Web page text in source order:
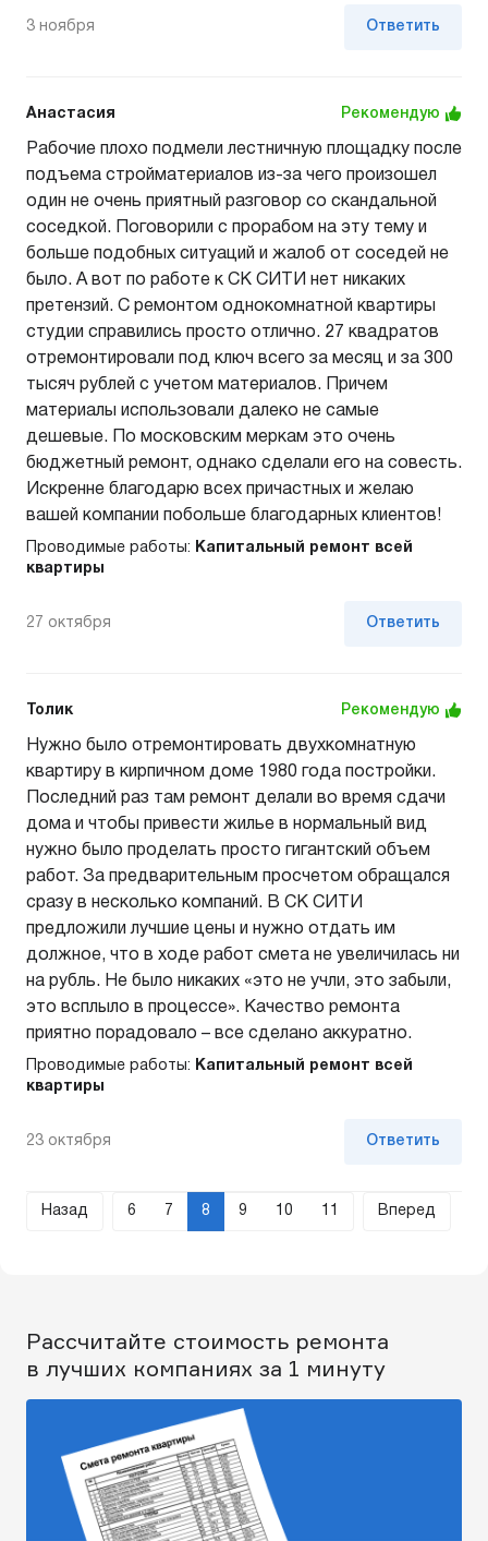
3 ноября Ответить
Анастасия Рекомендую
Рабочие плохо подмели лестничную площадку после
подъема стройматериалов из-за чего произошел
один не очень приятный разговор со скандальной
соседкой. Поговорили с прорабом на эту тему и
больше подобных ситуаций и жалоб от соседей не
было. А вот по работе к СК СИТИ нет никаких
претензий. С ремонтом однокомнатной квартиры
студии справились просто отлично. 27 квадратов
отремонтировали под ключ всего за месяц и за 300
тысяч рублей с учетом материалов. Причем
материалы использовали далеко не самые
дешевые. По московским меркам это очень
бюджетный ремонт, однако сделали его на совесть.
Искренне благодарю всех причастных и желаю
вашей компании побольше благодарных клиентов!
Проводимые работы:
Капитальный ремонт всей
квартиры
27 октября Ответить
Толик Рекомендую
Нужно было отремонтировать двухкомнатную
квартиру в кирпичном доме 1980 года постройки.
Последний раз там ремонт делали во время сдачи
дома и чтобы привести жилье в нормальный вид
нужно было проделать просто гигантский объем
работ. За предварительным просчетом обращался
сразу в несколько компаний. В СК СИТИ
предложили лучшие цены и нужно отдать им
должное, что в ходе работ смета не увеличилась ни
на рубль. Не было никаких «это не учли, это забыли,
это всплыло в процессе». Качество ремонта
приятно порадовало – все сделано аккуратно.
Проводимые работы:
Капитальный ремонт всей
квартиры
23 октября Ответить
Назад 6 7 8 9 10 11 Вперед
Рассчитайте стоимость ремонта
в лучших компаниях за 1 минуту